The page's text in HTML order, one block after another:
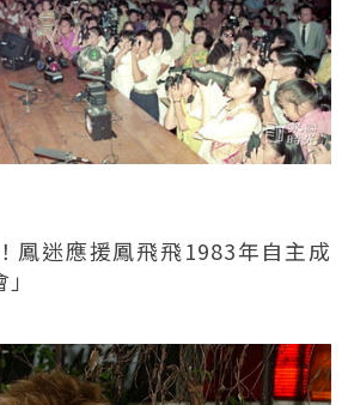
鳳迷應援鳳飛飛1983年自主成